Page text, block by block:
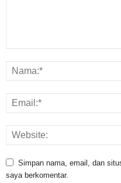
Simpan nama, email, dan
saya berkomentar.